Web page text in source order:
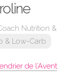
Nutrition &
& Low-Carb
de l’Avent